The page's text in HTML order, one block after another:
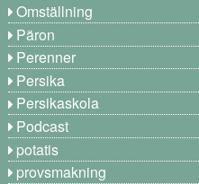
Omställning
Päron
Perenner
Persika
Persikaskola
Podcast
potatis
provsmakning